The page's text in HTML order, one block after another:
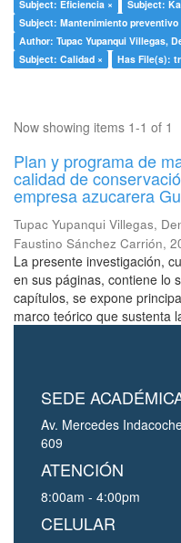
Subject: Eficiencia ×
Subject:
Subject: Mantenimiento preventivo
Author: Tupac Yupanqui Villegas,
Subject: Calidad ×
Has File(s):
Now showing items 1-1 of 1
Plan y programa de
calidad de
empresa azucarera
Tupac Yupanqui Villegas,
Faustino Sánchez Carrión,
La presente investigación,
en sus páginas, contiene lo
capítulos, se expone
marco teórico que sustenta
SEDE
Av. Mercedes
609
ATENCIÓN
8:00am - 4:00pm
CELULAR